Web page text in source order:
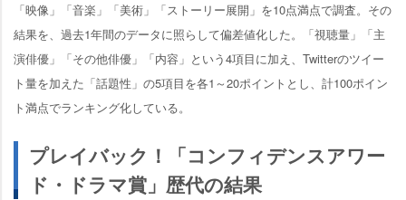
「映像」「音楽」「美術」「ストーリー展開」を10点満点で調査。その
結果を、過去1年間のデータに照らして偏差値化した。「視聴量」「主
演俳優」「その他俳優」「内容」という4項目に加え、Twitterのツイー
ト量を加えた「話題性」の5項目を各1～20ポイントとし、計100ポイン
ト満点でランキング化している。
プレイバック！「コンフィデンスアワー
ド・ドラマ賞」歴代の結果